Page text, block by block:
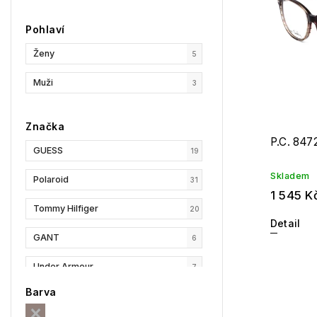
Pohlaví
Ženy 5
Muži 3
Značka
GUESS 19
Polaroid 31
Tommy Hilfiger 20
GANT 6
Under Armour 7
Privé Revaux
Barva
P.C.
Skladem
1 545
Detail